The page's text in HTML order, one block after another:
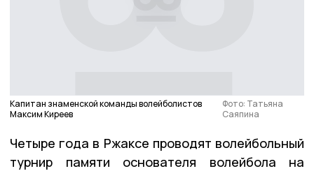
Капитан знаменской команды волейболистов
Максим Киреев
Фото: Татьяна
Саяпина
Четыре года в Ржаксе проводят волейбольный
турнир памяти основателя волейбола на